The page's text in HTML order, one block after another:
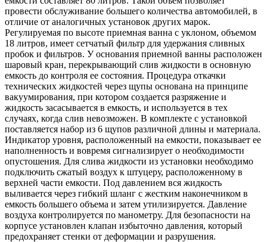
провести обслуживание большего количества автомобилей, в
отличие от аналогичных установок других марок.
Регулируемая по высоте приемная ванна с уклоном, объемом
18 литров, имеет сетчатый фильтр для удержания сливных
пробок и фильтров. У основания приемной ванны расположен
шаровый кран, перекрывающий слив жидкости в основную
емкость до контроля ее состояния. Процедура откачки
технических жидкостей через щупы основана на принципе
вакуумирования, при котором создается разряжение и
жидкость засасывается в емкость, и используется в тех
случаях, когда слив невозможен. В комплекте с установкой
поставляется набор из 6 щупов различной длины и материала.
Индикатор уровня, расположенный на емкости, показывает ее
наполненность и вовремя сигнализирует о необходимости
опустошения. Для слива жидкости из установки необходимо
подключить сжатый воздух к штуцеру, расположенному в
верхней части емкости. Под давлением вся жидкость
выливается через гибкий шланг с жестким наконечником в
емкость большего объема и затем утилизируется. Давление
воздуха контролируется по манометру. Для безопасности на
корпусе установлен клапан избыточно давления, который
предохраняет стенки от деформации и разрушения.